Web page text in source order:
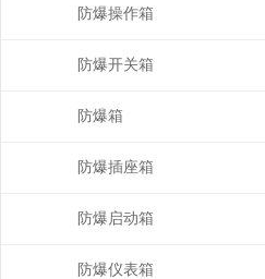
防爆操作箱
防爆开关箱
防爆箱
防爆插座箱
防爆启动箱
防爆仪表箱